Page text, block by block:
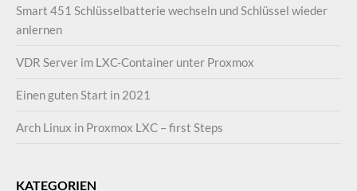
Smart 451 Schlüsselbatterie wechseln und Schlüssel wieder
anlernen
VDR Server im LXC-Container unter Proxmox
Einen guten Start in 2021
Arch Linux in Proxmox LXC – first Steps
KATEGORIEN